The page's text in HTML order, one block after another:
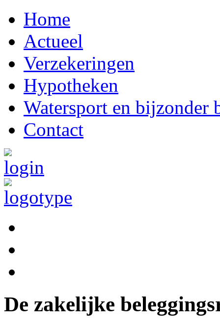
Home
Actueel
Verzekeringen
Hypotheken
Watersport en bijzonder
Contact
De zakelijke